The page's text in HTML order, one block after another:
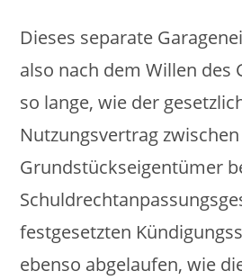
Dieses separate
also nach dem Willen des
so lange, wie der
Nutzungsvertrag
Grundstückseigentümer
festgesetzten
ebenso abgelaufen, wie